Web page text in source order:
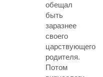
обещал
быть
заразнее
своего
царствующего
родителя.
Потом